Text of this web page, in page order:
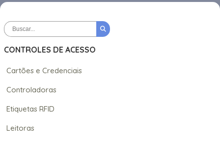
CONTROLES DE ACESSO
Cartões e Credenciais
Controladoras
Etiquetas RFID
Leitoras